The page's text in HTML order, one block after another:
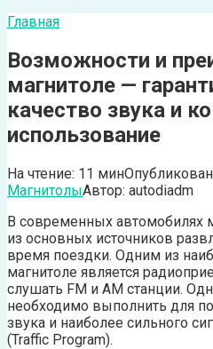
Главная
Возможности и
магнитоле —
качество звука и
использование
На чтение: 11 мин
МагнитолыАвтор: autodiadm
В современных автомобилях
из основных источников
время поездки. Одним из
магнитоле является
слушать FM и AM станции.
необходимо выполнить для
звука и наиболее сильного
(Traffic Program).